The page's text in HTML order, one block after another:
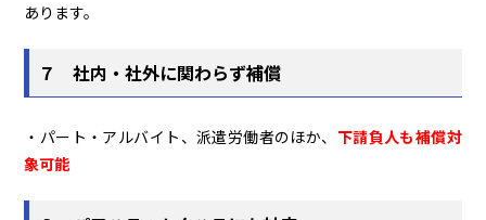
あります。
７ 社内・社外に関わらず補償
・パート・アルバイト、派遣労働者のほか、 下請負人も補償対
象可能